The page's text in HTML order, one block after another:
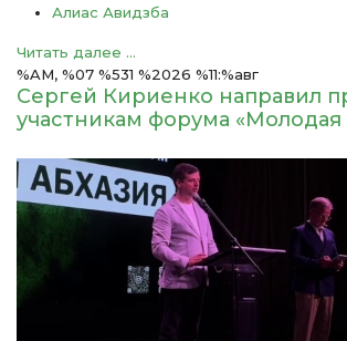
Алиас Авидзба
Читать далее ...
%AM, %07 %531 %2026 %11:%авг
Сергей Кириенко направил
участникам форума «Молодая